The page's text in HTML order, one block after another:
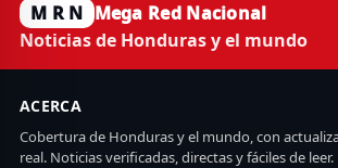
M R N Mega Red Nacional
Noticias de Honduras y el mundo
ACERCA
Cobertura de Honduras y el mundo, con
real. Noticias verificadas, directas y fáciles de leer.